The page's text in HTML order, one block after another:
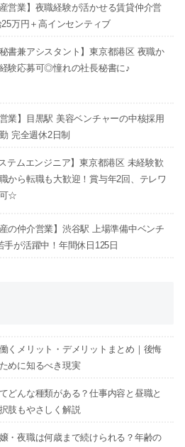
産営業】夜職経験が活かせる賃貸仲介営
万円＋高インセンティブ
秘書兼アシスタント】東京都港区 夜職か
験応募可◎憧れの社長秘書に♪
営業】目黒駅 美容ベンチャーの中核採用
完全週休2日制
ステムエンジニア】東京都港区 未経験歓
から転職も大歓迎！賞与年2回、テレワ
☆
産の仲介営業】渋谷駅 上場準備中ベンチ
手が活躍中！年間休日125日
くメリット・デメリットまとめ｜後悔
めに知るべき現実
どんな種類がある？仕事内容と昼職と
肢もやさしく解説
・夜職は何歳まで続けられる？年齢の